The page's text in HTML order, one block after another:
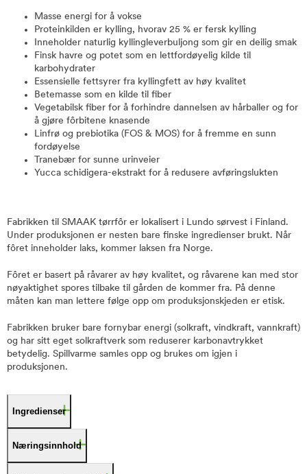
Masse energi for å vokse
Proteinkilden er kylling, hvorav 25 % er fersk kylling
Inneholder naturlig kyllingleverbuljong som gir en deilig smak
Finsk havre og potet som en lettfordøyelig kilde til
karbohydrater
Essensielle fettsyrer fra kyllingfett av høy kvalitet
Betemasse som en kilde til fiber
Vegetabilsk fiber for å forhindre dannelsen av hårballer og for
å gjøre fôrbitene knasende
Linfrø og prebiotika (FOS & MOS) for å fremme en sunn
fordøyelse
Tranebær for sunne urinveier
Yucca schidigera-ekstrakt for å redusere avføringslukten
Fabrikken til SMAAK tørrfôr er lokalisert i Lundo sørvest i Finland.
Under produksjonen er nesten bare finske ingredienser brukt. Når
fôret inneholder laks, kommer laksen fra Norge.
Fôret er basert på råvarer av høy kvalitet, og råvarene kan med stor
nøyaktighet spores tilbake til gården de kommer fra. På denne
måten kan man lettere følge opp om produksjonskjeden er etisk.
Fabrikken bruker bare fornybar energi (solkraft, vindkraft, vannkraft)
og har sitt eget solkraftverk som reduserer karbonavtrykket
betydelig. Spillvarme samles opp og brukes om igjen i
produksjonen.
Ingredienser
Næringsinnhold